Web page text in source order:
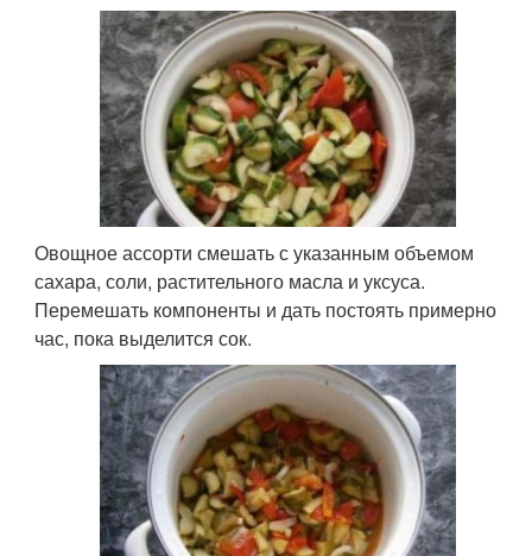
Овощное ассорти смешать с указанным объемом
сахара, соли, растительного масла и уксуса.
Перемешать компоненты и дать постоять примерно
час, пока выделится сок.